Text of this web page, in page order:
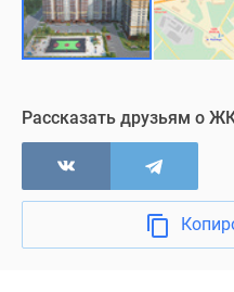
Рассказать друзьям о